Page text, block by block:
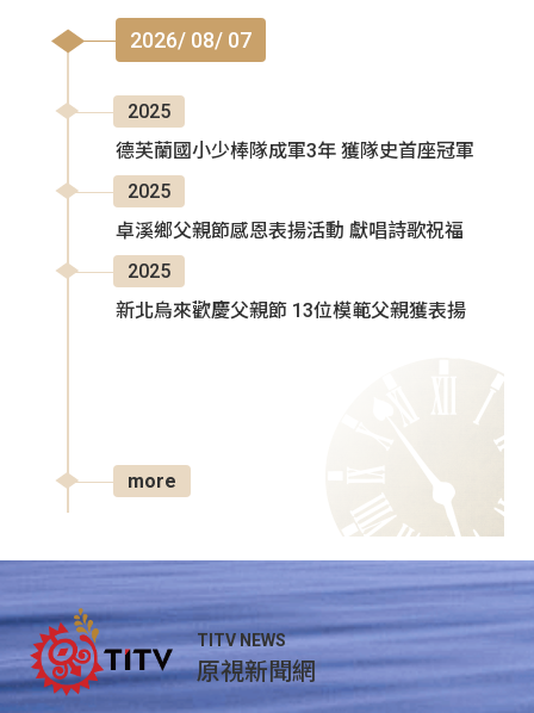
2026/ 08/ 07
2025
德芙蘭國小少棒隊成軍3年 獲隊史首座冠軍
2025
卓溪鄉父親節感恩表揚活動 獻唱詩歌祝福
2025
新北烏來歡慶父親節 13位模範父親獲表揚
more
TITV NEWS
原視新聞網